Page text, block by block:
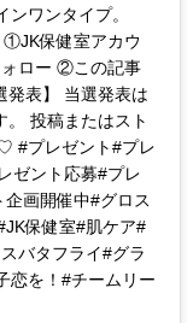
ワンタイプ。
①JK保健室アカウ
ロー ②この記事
発表】 当選発表は
投稿またはスト
#プレゼント#プレ
ゼント応募#プレ
画開催中#グロス
保健室#肌ケア#
バタフライ#グラ
恋を！#チームリー